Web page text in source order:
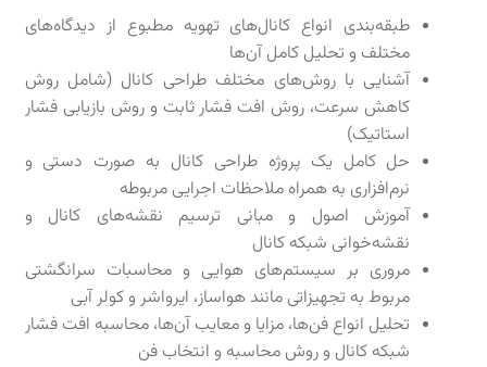
طبقه‌بندی انواع کانال‌های تهویه مطبوع از دیدگاه‌های
مختلف و تحلیل کامل آن‌ها
آشنایی با روش‌های مختلف طراحی کانال (شامل روش
کاهش سرعت، روش افت فشار ثابت و روش بازیابی فشار
استاتیک)
حل کامل یک پروژه طراحی کانال به صورت دستی و
نرم‌افزاری به همراه ملاحظات اجرایی مربوطه
آموزش اصول و مبانی ترسیم نقشه‌های کانال و
نقشه‌خوانی شبکه کانال
مروری بر سیستم‌های هوایی و محاسبات سرانگشتی
مربوط به تجهیزاتی مانند هواساز، ایرواشر و کولر آبی
تحلیل انواع فن‌ها، مزایا و معایب آن‌ها، محاسبه افت فشار
شبکه کانال و روش محاسبه و انتخاب فن